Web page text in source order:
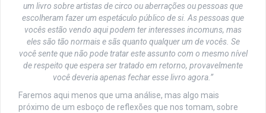
um livro sobre artistas de circo ou aberrações ou pessoas que
escolheram fazer um espetáculo público de si. As pessoas que
vocês estão vendo aqui podem ter interesses incomuns, mas
eles são tão normais e sãs quanto qualquer um de vocês. Se
você sente que não pode tratar este assunto com o mesmo nível
de respeito que espera ser tratado em retorno, provavelmente
você deveria apenas fechar esse livro agora.”
Faremos aqui menos que uma análise, mas algo mais
próximo de um esboço de reflexões que nos tomam, sobre